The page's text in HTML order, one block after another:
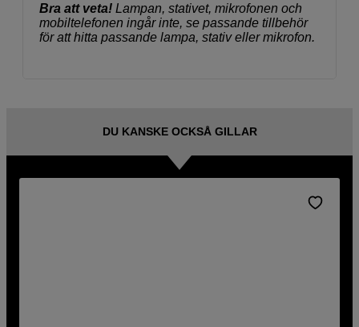
Bra att veta! Lampan, stativet, mikrofonen och
mobiltelefonen ingår inte, se passande tillbehör
för att hitta passande lampa, stativ eller mikrofon.
DU KANSKE OCKSÅ GILLAR